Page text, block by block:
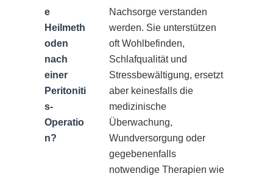
e
Heilmeth
oden
nach
einer
Peritoniti
s-
Operatio
n?
Nachsorge verstanden
werden. Sie unterstützen
oft Wohlbefinden,
Schlafqualität und
Stressbewältigung, ersetzt
aber keinesfalls die
medizinische
Überwachung,
Wundversorgung oder
gegebenenfalls
notwendige Therapien wie